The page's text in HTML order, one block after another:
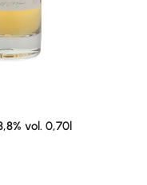
vol. 0,70l